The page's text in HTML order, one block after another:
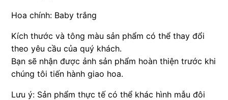
Hoa chính: Baby trắng
Kích thước và tông màu sản phẩm có thể thay đổi
theo yêu cầu của quý khách.
Bạn sẽ nhận được ảnh sản phẩm hoàn thiện trước khi
chúng tôi tiến hành giao hoa.
Lưu ý: Sản phẩm thực tế có thể khác hình mẫu đôi